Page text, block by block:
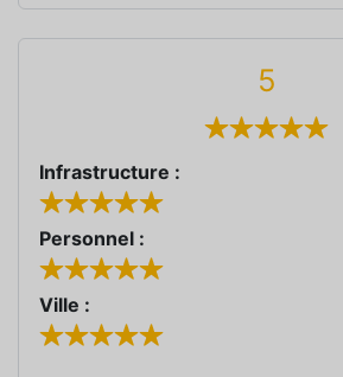
5
Infrastructure :
Personnel :
Ville :